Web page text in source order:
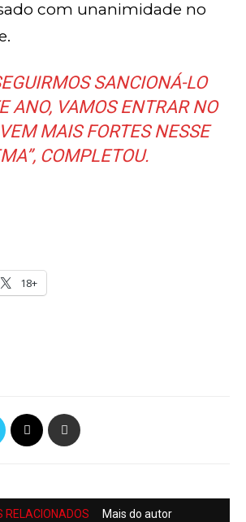
com unanimidade no
SANCIONÁ-LO
ANO, VAMOS ENTRAR NO
MAIS FORTES NESSE
COMPLETOU.
18+
RELACIONADOS Mais do autor